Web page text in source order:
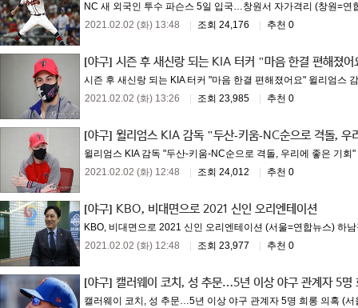
NC 새 외국인 투수 파슨스 5일 입국…창원서 자가격리 (창원=
2021.02.02 (화) 13:48
조회 24,176 추천 0
[야구] 시즌 후 새신랑 되는 KIA 터커 "마음 한결 편해졌
시즌 후 새신랑 되는 KIA 터커 "마음 한결 편해졌어요" 윌리엄스
2021.02.02 (화) 13:26
조회 23,985 추천 0
[야구] 윌리엄스 KIA 감독 "두산-키움-NC순으로 격돌, 우
윌리엄스 KIA 감독 "두산-키움-NC순으로 격돌, 우리에 좋은 기
2021.02.02 (화) 12:48
조회 24,012 추천 0
[야구] KBO, 비대면으로 2021 신인 오리엔테이션
KBO, 비대면으로 2021 신인 오리엔테이션 (서울=연합뉴스) 하
2021.02.02 (화) 12:48
조회 23,977 추천 0
[야구] 캘러웨이 코치, 성 추문…5년 이상 야구 관계자 5명
캘러웨이 코치, 성 추문…5년 이상 야구 관계자 5명 희롱 의혹 (